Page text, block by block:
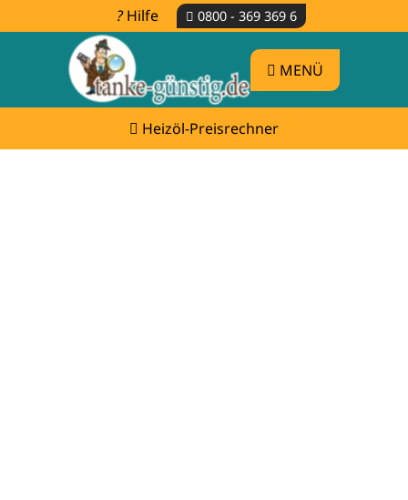
Hilfe 0800 - 369 369 6
MENÜ
Heizöl-Preisrechner